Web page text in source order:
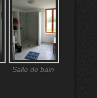
Salle de bain